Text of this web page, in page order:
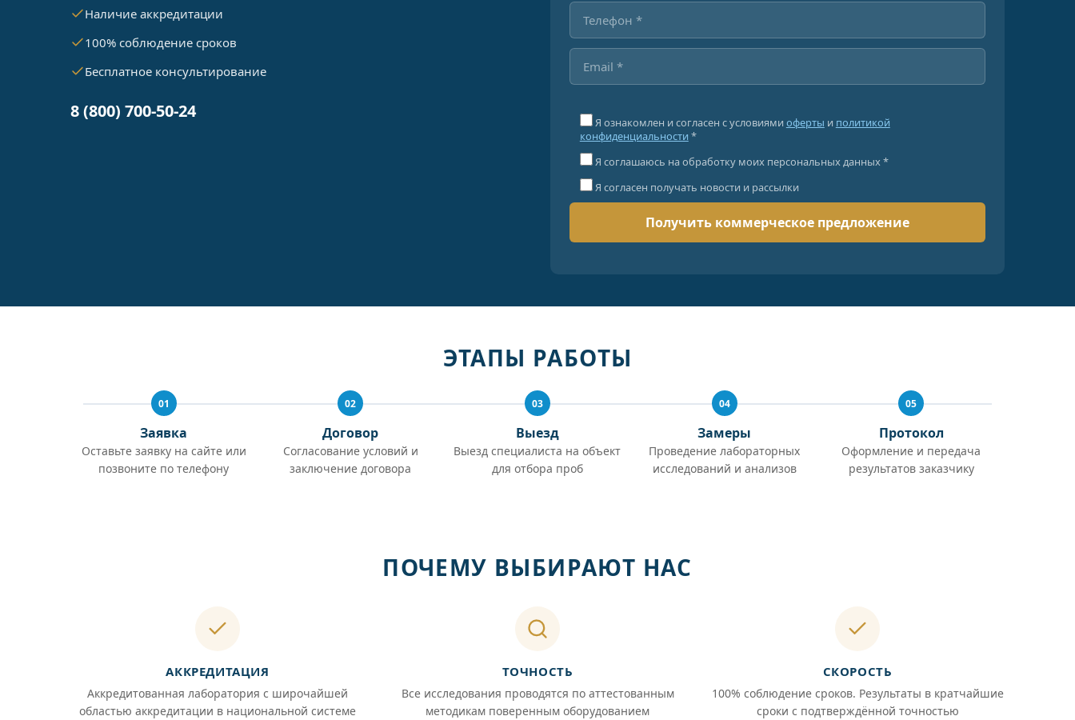
Наличие аккредитации
100% соблюдение сроков
Бесплатное консультирование
8 (800) 700-50-24
Я ознакомлен и согласен с условиями оферты и политикой
конфиденциальности *
Я соглашаюсь на обработку моих персональных данных *
Я согласен получать новости и рассылки
ЭТАПЫ РАБОТЫ
01
Заявка
Оставьте заявку на сайте или
позвоните по телефону
02
Договор
Согласование условий и
заключение договора
03
Выезд
Выезд специалиста на объект
для отбора проб
04
Замеры
Проведение лабораторных
исследований и анализов
05
Протокол
Оформление и передача
результатов заказчику
ПОЧЕМУ ВЫБИРАЮТ НАС
АККРЕДИТАЦИЯ
Аккредитованная лаборатория с широчайшей
областью аккредитации в национальной системе
ТОЧНОСТЬ
Все исследования проводятся по аттестованным
методикам поверенным оборудованием
СКОРОСТЬ
100% соблюдение сроков. Результаты в кратчайшие
сроки с подтверждённой точностью